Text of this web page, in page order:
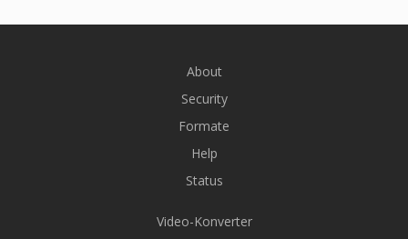
About
Security
Formate
Help
Status
Video-Konverter